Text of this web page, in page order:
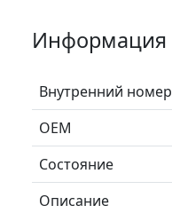
Информация
Внутренний номер
ОЕМ
Состояние
Описание